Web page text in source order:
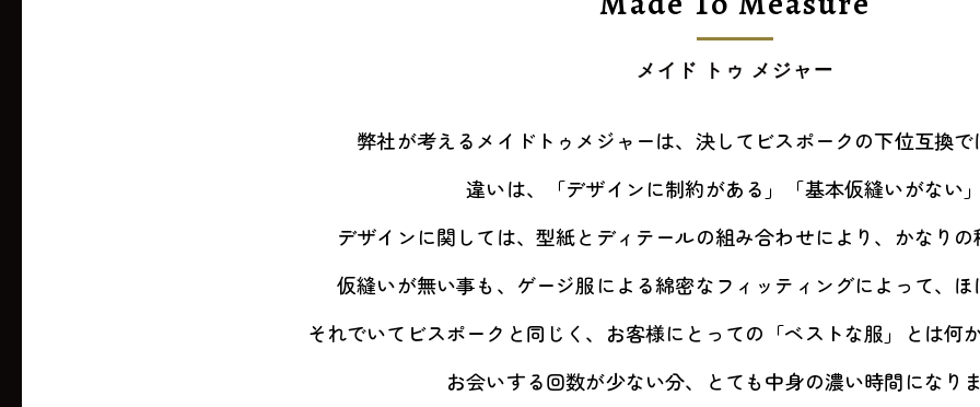
メイド トゥ メジャー
弊社が考えるメイドトゥメジャーは、決してビスポークの下位互換で
違いは、「デザインに制約がある」「基本仮縫いがない」
デザインに関しては、型紙とディテールの組み合わせにより、かなり
仮縫いが無い事も、ゲージ服による綿密なフィッティングによって、ほ
それでいてビスポークと同じく、お客様にとっての「ベストな服」とは何
お会いする回数が少ない分、とても中身の濃い時間になりま